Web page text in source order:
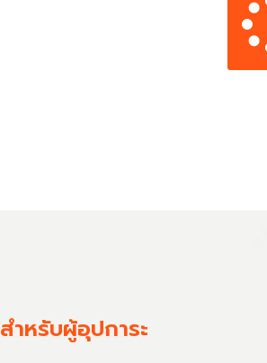
สำหรับผู้อุปการะ